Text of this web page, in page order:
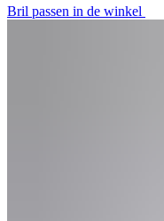
Bril passen in de winkel